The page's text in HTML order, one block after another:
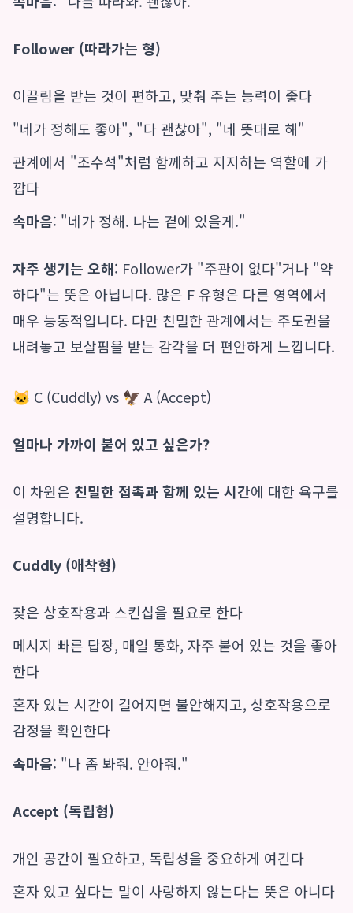
Follower (따라가는 형)
이끌림을 받는 것이 편하고, 맞춰 주는 능력이 좋다
"네가 정해도 좋아", "다 괜찮아", "네 뜻대로 해"
관계에서 "조수석"처럼 함께하고 지지하는 역할에 가
깝다
속마음: "네가 정해. 나는 곁에 있을게."
자주 생기는 오해: Follower가 "주관이 없다"거나 "약
하다"는 뜻은 아닙니다. 많은 F 유형은 다른 영역에서
매우 능동적입니다. 다만 친밀한 관계에서는 주도권을
내려놓고 보살핌을 받는 감각을 더 편안하게 느낍니다.
🐱 C (Cuddly) vs 🦅 A (Accept)
얼마나 가까이 붙어 있고 싶은가?
이 차원은 친밀한 접촉과 함께 있는 시간에 대한 욕구를
설명합니다.
Cuddly (애착형)
잦은 상호작용과 스킨십을 필요로 한다
메시지 빠른 답장, 매일 통화, 자주 붙어 있는 것을 좋아
한다
혼자 있는 시간이 길어지면 불안해지고, 상호작용으로
감정을 확인한다
속마음: "나 좀 봐줘. 안아줘."
Accept (독립형)
개인 공간이 필요하고, 독립성을 중요하게 여긴다
혼자 있고 싶다는 말이 사랑하지 않는다는 뜻은 아니다